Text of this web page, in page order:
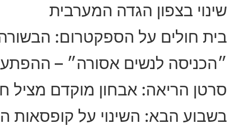
שינוי בצפון הגדה המערבית
בית חולים על הספקטרום:
״הכניסה לנשים אסורה״ –
סרטן הריאה: אבחון מוקדם מציל
בשבוע הבא: השינוי על קופסאות